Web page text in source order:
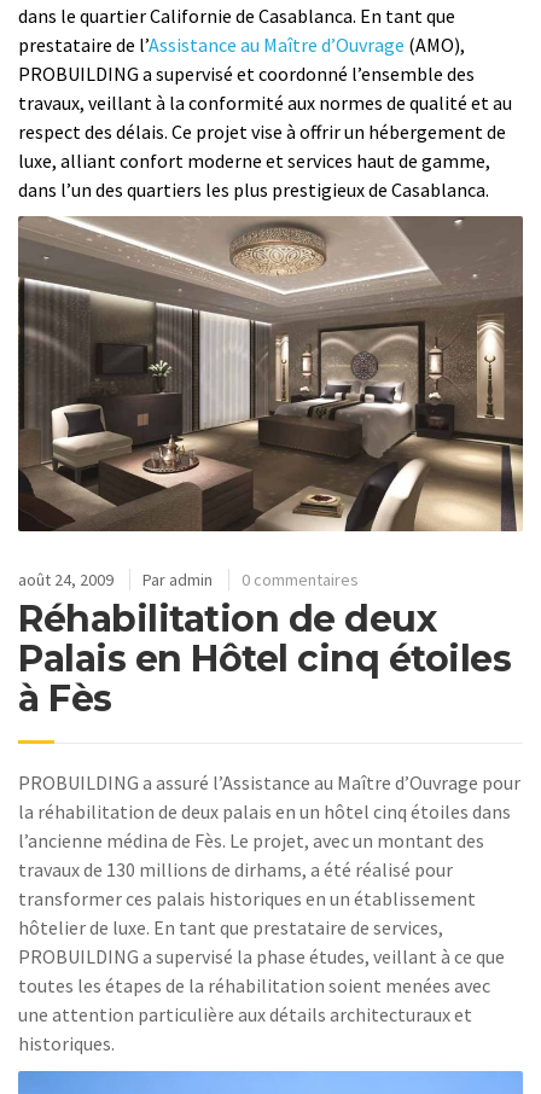
dans le quartier Californie de Casablanca. En tant que
prestataire de l’Assistance au Maître d’Ouvrage (AMO),
PROBUILDING a supervisé et coordonné l’ensemble des
travaux, veillant à la conformité aux normes de qualité et au
respect des délais. Ce projet vise à offrir un hébergement de
luxe, alliant confort moderne et services haut de gamme,
dans l’un des quartiers les plus prestigieux de Casablanca.
août 24, 2009 Par admin 0 commentaires
Réhabilitation de deux
Palais en Hôtel cinq étoiles
à Fès
PROBUILDING a assuré l’Assistance au Maître d’Ouvrage pour
la réhabilitation de deux palais en un hôtel cinq étoiles dans
l’ancienne médina de Fès. Le projet, avec un montant des
travaux de 130 millions de dirhams, a été réalisé pour
transformer ces palais historiques en un établissement
hôtelier de luxe. En tant que prestataire de services,
PROBUILDING a supervisé la phase études, veillant à ce que
toutes les étapes de la réhabilitation soient menées avec
une attention particulière aux détails architecturaux et
historiques.